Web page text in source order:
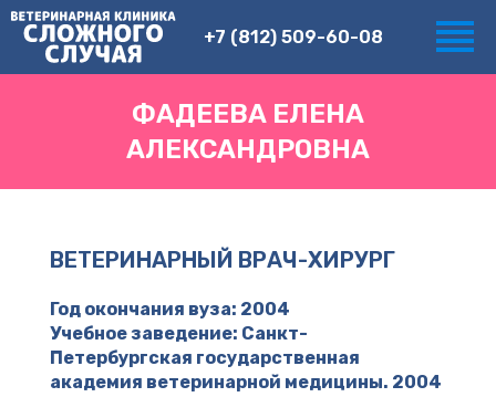
+7 (812) 509-60-08
ФАДЕЕВА ЕЛЕНА
АЛЕКСАНДРОВНА
ВЕТЕРИНАРНЫЙ ВРАЧ-ХИРУРГ
Год окончания вуза: 2004
Учебное заведение: Санкт-
Петербургская государственная
академия ветеринарной медицины. 2004